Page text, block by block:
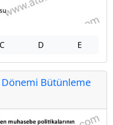
C D E
Bütünleme